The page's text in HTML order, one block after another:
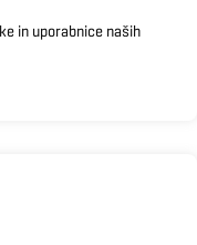
in uporabnice naših